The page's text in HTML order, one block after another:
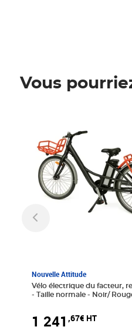
Vous
Nouvelle Attitude
Vélo électrique du facteur,
- Taille normale - Noir/
1 241 ,67€ HT